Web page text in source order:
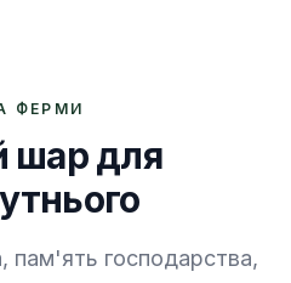
ФЕРМИ
шар для
пам'ять господарства,